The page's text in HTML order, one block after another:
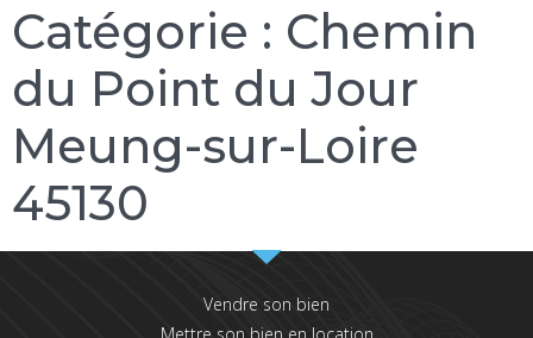
Catégorie : Chemin
du Point du Jour
Meung-sur-Loire
45130
Vendre son bien
Mettre son bien en location